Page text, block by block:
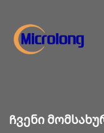
Ჩვენი